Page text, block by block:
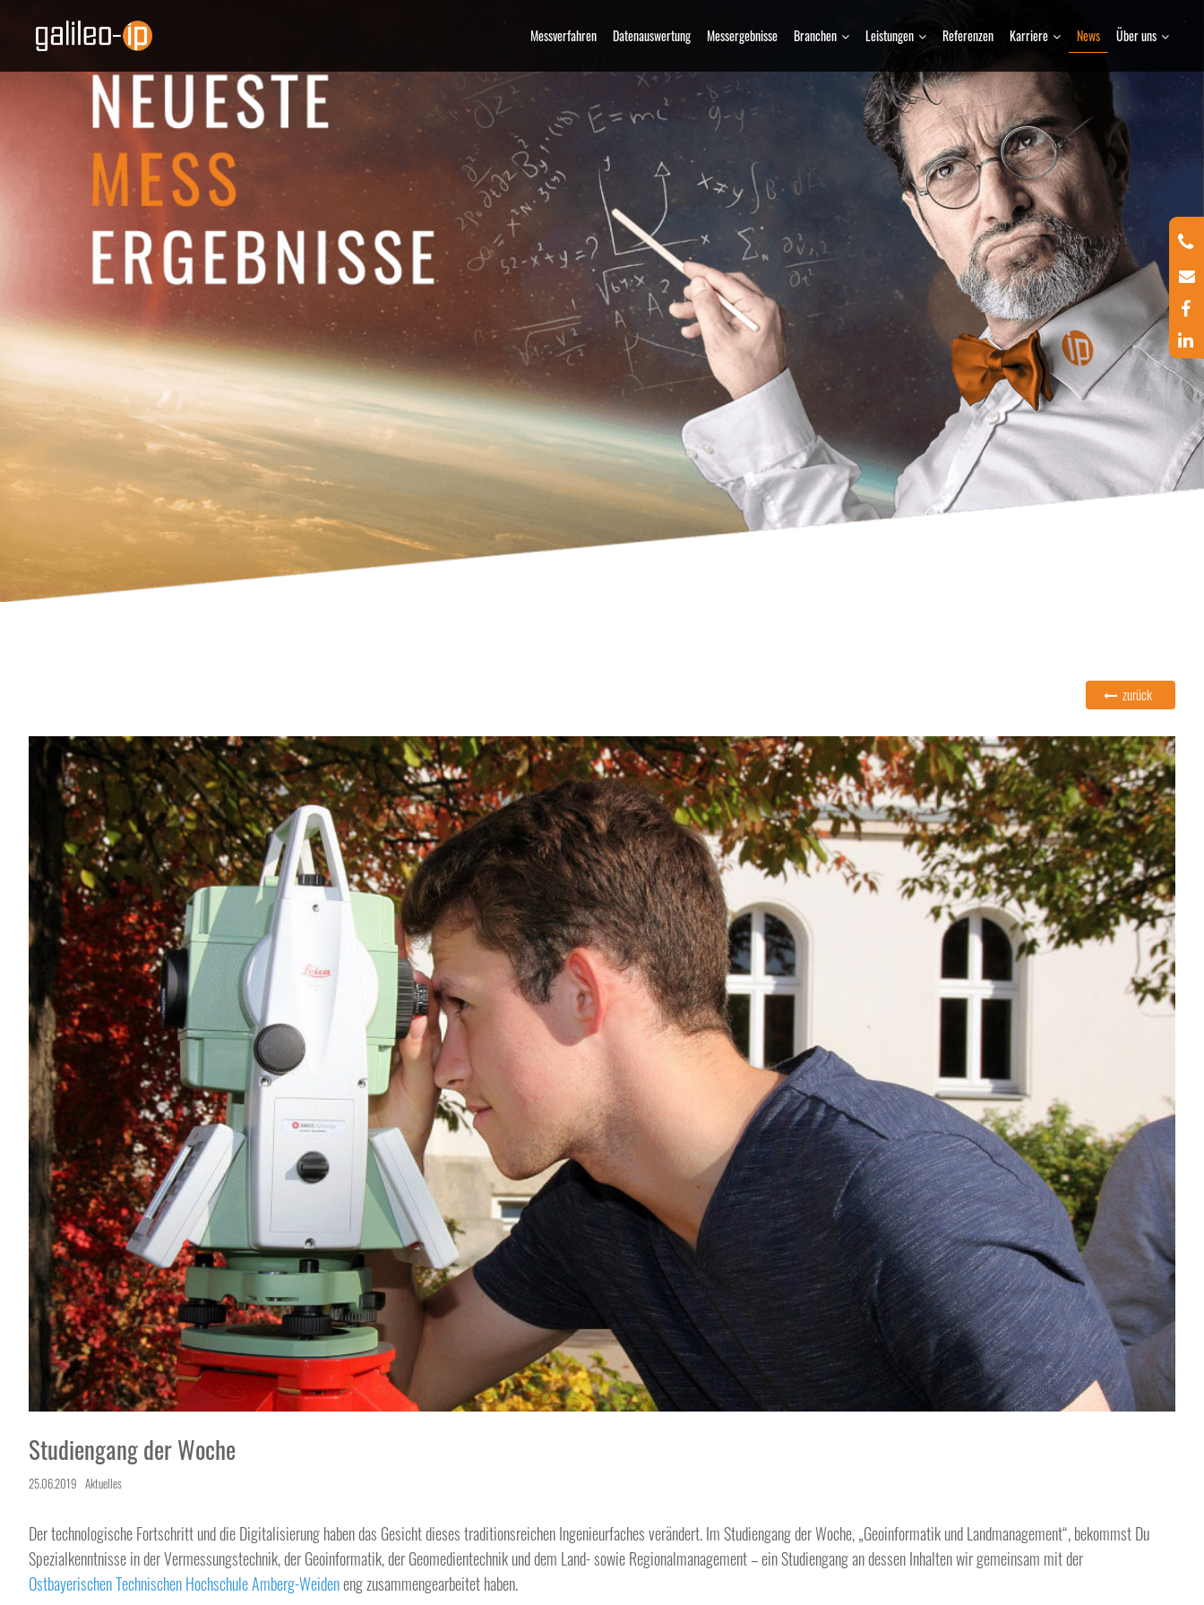
Messverfahren Datenauswertung Messergebnisse Branchen Leistungen Referenzen Karriere News Über uns
zurück
Studiengang der Woche
25.06.2019 Aktuelles
Der technologische Fortschritt und die Digitalisierung haben das Gesicht dieses traditionsreichen Ingenieurfaches verändert. Im Studiengang der Woche, „Geoinformatik und Landmanagement“, bekommst Du
Spezialkenntnisse in der Vermessungstechnik, der Geoinformatik, der Geomedientechnik und dem Land- sowie Regionalmanagement – ein Studiengang an dessen Inhalten wir gemeinsam mit der
Ostbayerischen Technischen Hochschule Amberg-Weideneng zusammengearbeitet haben.